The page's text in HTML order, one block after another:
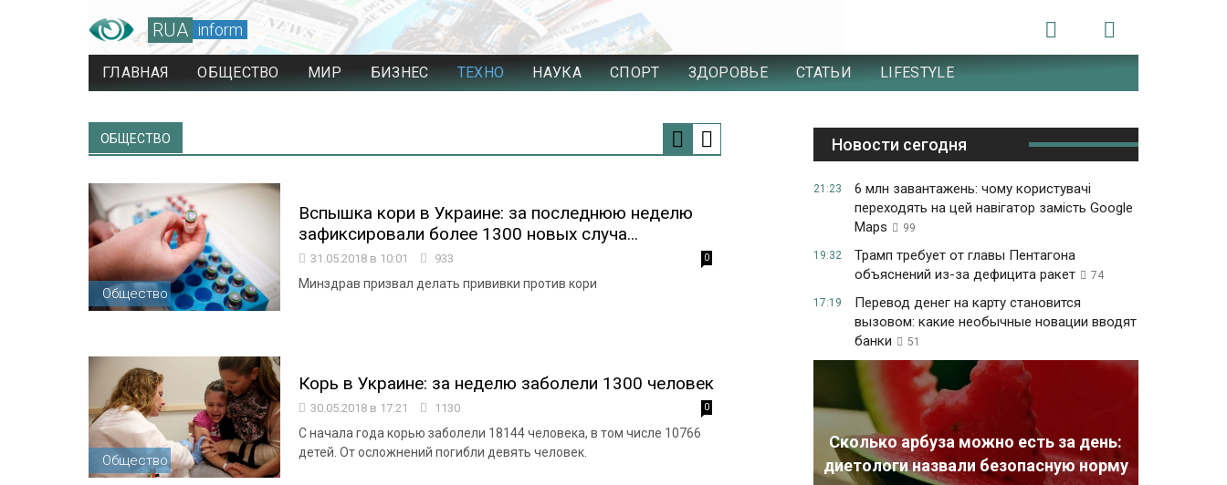
RUA inform
ГЛАВНАЯ ОБЩЕСТВО МИР БИЗНЕС ТЕХНО НАУКА СПОРТ ЗДОРОВЬЕ СТАТЬИ LIFESTYLE
ОБЩЕСТВО
Общество
Вспышка кори в Украине: за последнюю неделю
зафиксировали более 1300 новых случа...
31.05.2018 в 10:01 933 0
Минздрав призвал делать прививки против кори
Общество
Корь в Украине: за неделю заболели 1300 человек
30.05.2018 в 17:21 1130 0
С начала года корью заболели 18144 человека, в том числе 10766
детей. От осложнений погибли девять человек.
Новости сегодня
21:23
6 млн завантажень: чому користувачі
переходять на цей навігатор замість Google
Maps
99
19:32
Трамп требует от главы Пентагона
объяснений из-за дефицита ракет
74
17:19
Перевод денег на карту становится
вызовом: какие необычные новации вводят
банки
51
Сколько арбуза можно есть за день:
диетологи назвали безопасную норму